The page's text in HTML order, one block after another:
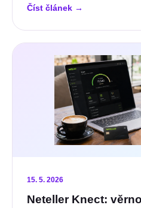
Číst článek →
15. 5. 2026
Neteller Knect: